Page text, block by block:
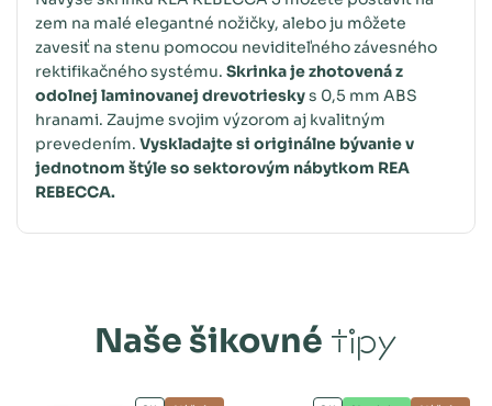
zem na malé elegantné nožičky, alebo ju môžete
zavesiť na stenu pomocou neviditeľného závesného
rektifikačného systému. Skrinka je zhotovená z
odolnej laminovanej drevotrieskys 0,5 mm ABS
hranami. Zaujme svojim výzorom aj kvalitným
prevedením. Vyskladajte si originálne bývanie v
jednotnom štýle so sektorovým nábytkom REA
REBECCA.
Naše šikovné tipy